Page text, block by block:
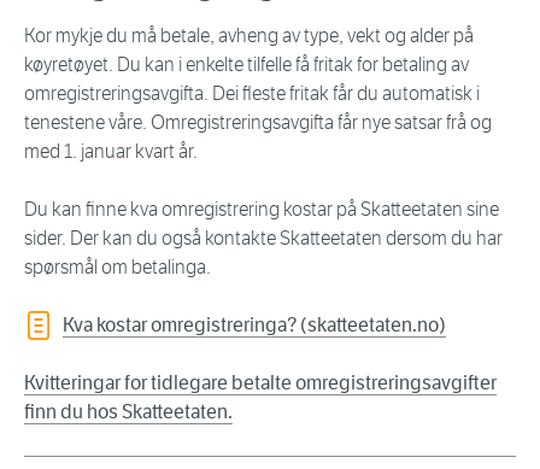
Kor mykje du må betale, avheng av type, vekt og alder på
køyretøyet. Du kan i enkelte tilfelle få fritak for betaling av
omregistreringsavgifta. Dei fleste fritak får du automatisk i
tenestene våre. Omregistreringsavgifta får nye satsar frå og
med 1. januar kvart år.
Du kan finne kva omregistrering kostar på Skatteetaten sine
sider. Der kan du også kontakte Skatteetaten dersom du har
spørsmål om betalinga.
Kva kostar omregistreringa? (skatteetaten.no)
Kvitteringar for tidlegare betalte omregistreringsavgifter
finn du hos Skatteetaten.